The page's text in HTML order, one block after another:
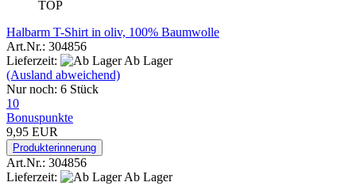
TOP
Halbarm T-Shirt in oliv, 100% Baumwolle
Art.Nr.: 304856
Lieferzeit:
Ab Lager
(Ausland abweichend)
Nur noch: 6 Stück
10
Bonuspunkte
9,95 EUR
Produkterinnerung
Art.Nr.: 304856
Lieferzeit:
Ab Lager